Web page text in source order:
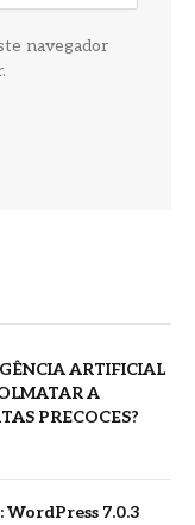
navegador
ARTIFICIAL
A
PRECOCES?
7.0.3